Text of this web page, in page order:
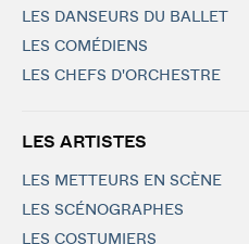
LES DANSEURS DU BALLET
LES COMÉDIENS
LES CHEFS D'ORCHESTRE
LES ARTISTES
LES METTEURS EN SCÈNE
LES SCÉNOGRAPHES
LES COSTUMIERS